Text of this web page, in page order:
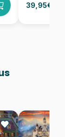
39,95€